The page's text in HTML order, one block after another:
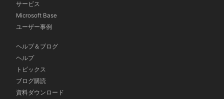
サービス
Microsoft Base
ユーザー事例
ヘルプ＆ブログ
ヘルプ
トピックス
ブログ購読
資料ダウンロード